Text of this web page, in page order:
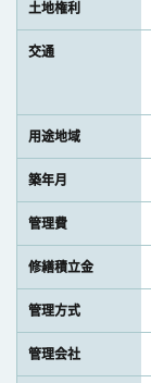
土地権利
交通
用途地域
築年月
管理費
修繕積立金
管理方式
管理会社